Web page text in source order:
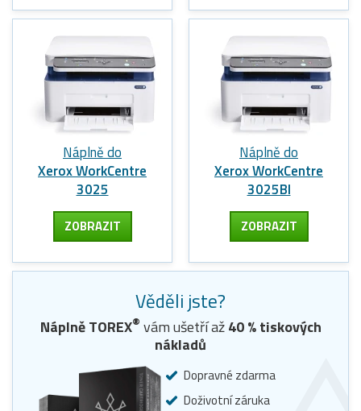
Náplně do
Xerox WorkCentre
3025
ZOBRAZIT
Náplně do
Xerox WorkCentre
3025BI
ZOBRAZIT
Věděli jste?
Náplně TOREX® vám ušetří až40% tiskových
nákladů
Dopravné zdarma
Doživotní záruka